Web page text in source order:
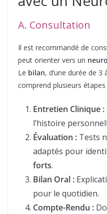
A. Consultation
Il est recommandé de
peut orienter vers un
Le bilan, d’une durée de
comprend plusieurs étapes
Entretien Clinique :
l’histoire
Évaluation : Tests
adaptés pour
forts.
Bilan Oral :
pour le quotidien.
Compte-Rendu :